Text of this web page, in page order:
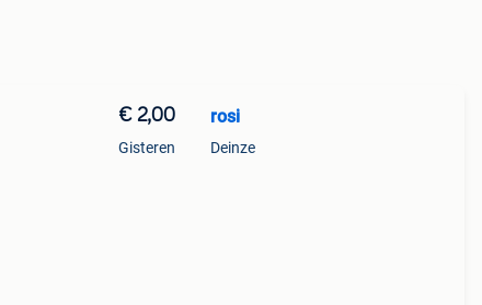
€ 2,00
Gisteren
rosi
Deinze